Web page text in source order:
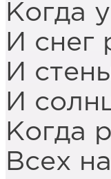
Когда
И снег
И
И
Когда
Всех